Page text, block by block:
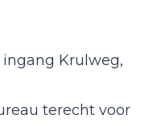
ingang Krulweg,
terecht voor